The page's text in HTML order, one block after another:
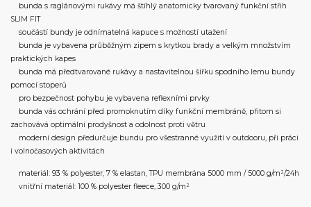
bunda s raglánovými rukávy má štíhlý anatomicky tvarovaný funkční střih
SLIM FIT
součástí bundy je odnímatelná kapuce s možností utažení
bunda je vybavena průběžným zipem s krytkou brady a velkým množstvím
praktických kapes
bunda má předtvarované rukávy a nastavitelnou šířku spodního lemu bundy
pomocí stoperů
pro bezpečnost pohybu je vybavena reflexními prvky
bunda vás ochrání před promoknutím díky funkční membráně, přitom si
zachovává optimální prodyšnost a odolnost proti větru
moderní design předurčuje bundu pro všestranné využití v outdooru, při práci
i volnočasových aktivitách
materiál: 93 % polyester, 7 % elastan, TPU membrána 5000 mm / 5000 g/m²/24h
vnitřní materiál: 100 % polyester fleece, 300 g/m²